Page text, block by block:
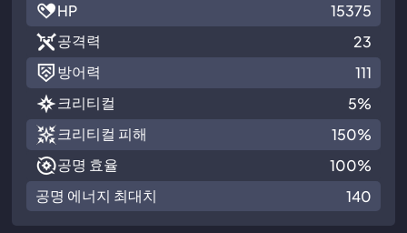
HP
15375
공격력
23
방어력
111
크리티컬
5%
크리티컬 피해
150%
공명 효율
100%
공명 에너지 최대치
140